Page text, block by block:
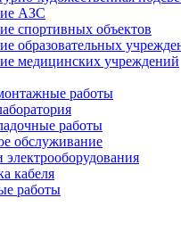
АЗС
спортивных объектов
образовательных
медицинских учреждений
работы
работы
обслуживание
электрооборудования
кабеля
работы